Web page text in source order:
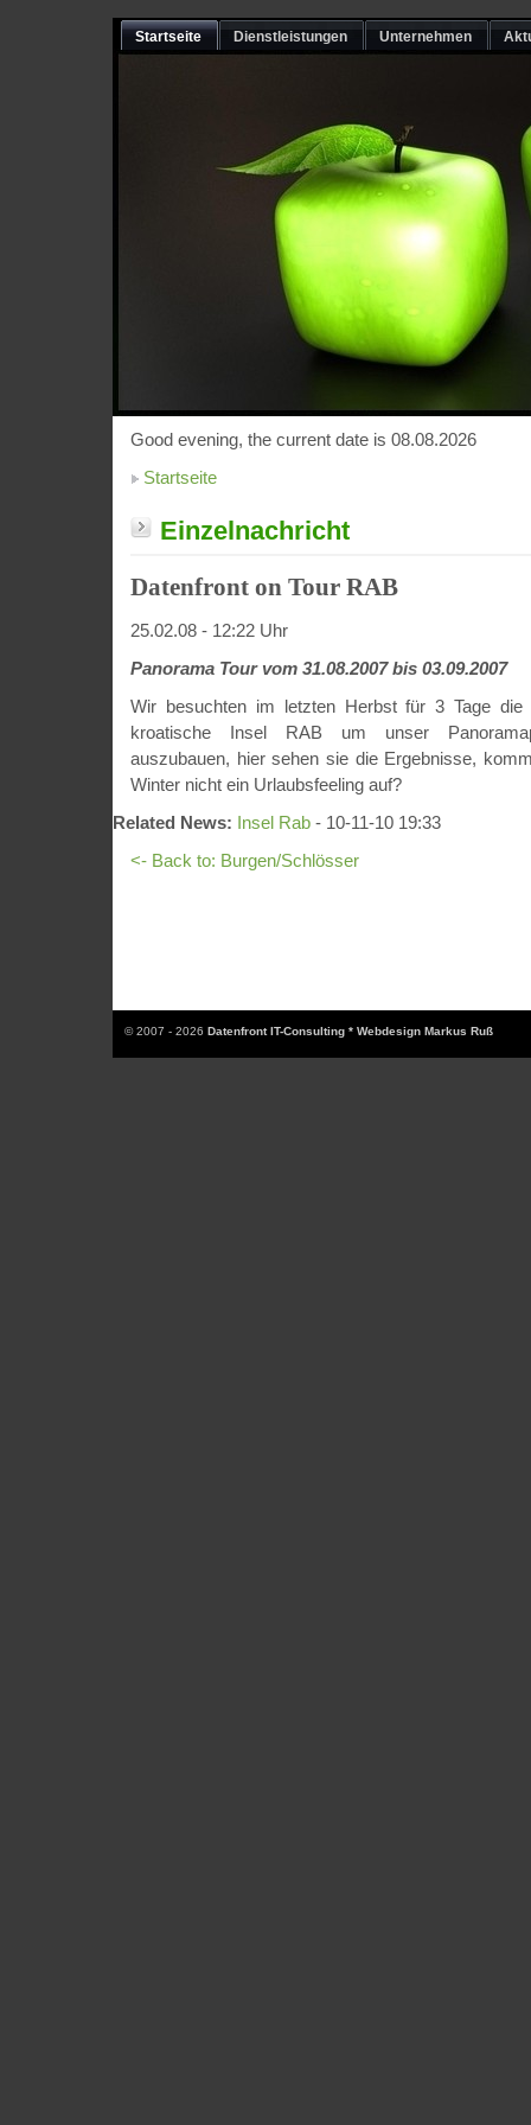
Startseite Dienstleistungen Unternehmen
Good evening, the current date is 08.08.2026
Startseite
Einzelnachricht
Datenfront on Tour RAB
25.02.08 - 12:22 Uhr
Panorama Tour vom 31.08.2007 bis 03.09.2007
Wir besuchten im letzten Herbst für 3 Tage die
kroatische Insel RAB um unser
auszubauen, hier sehen sie die Ergebnisse,
Winter nicht ein Urlaubsfeeling auf?
Related News: Insel Rab - 10-11-10 19:33
<- Back to: Burgen/Schlösser
© 2007 - 2026 Datenfront IT-Consulting * Webdesign Markus Ruß